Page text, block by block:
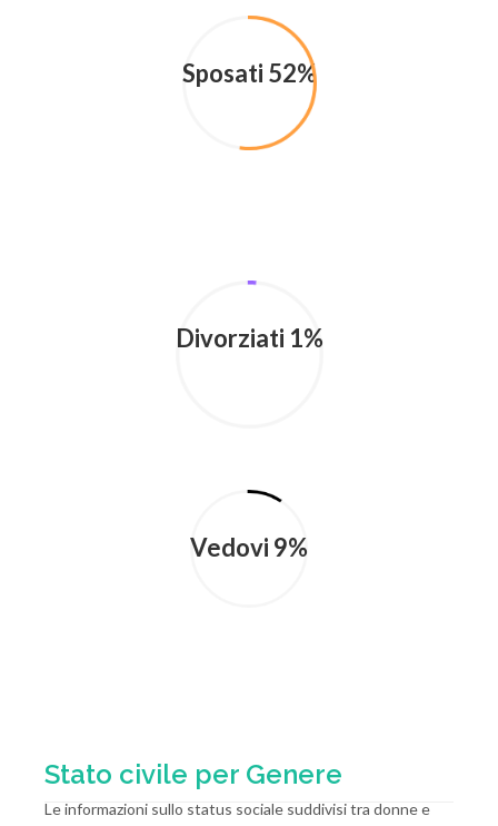
Sposati 52%
Divorziati 1%
Vedovi 9%
Stato civile per Genere
Le informazioni sullo status sociale suddivisi tra donne e